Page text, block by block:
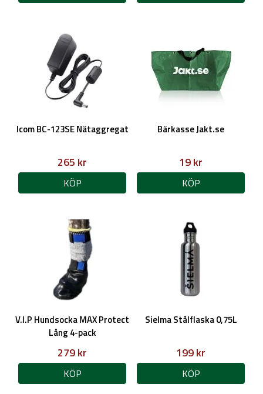
Icom BC-123SE Nätaggregat
265 kr
KÖP
Bärkasse Jakt.se
19 kr
KÖP
V.I.P Hundsocka MAX Protect
Lång 4-pack
279 kr
KÖP
Sielma Stålflaska 0,75L
199 kr
KÖP